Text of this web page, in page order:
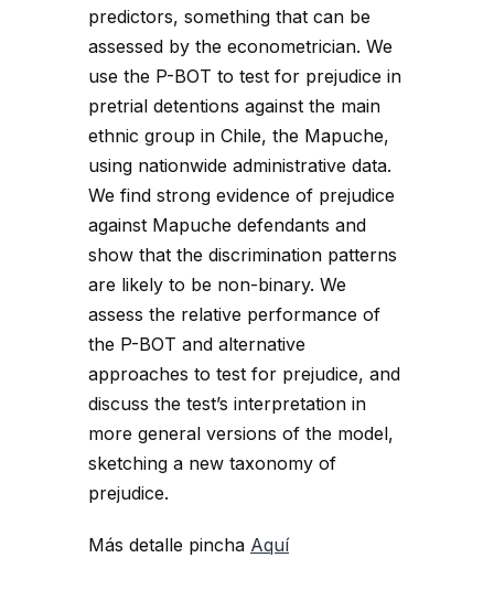
predictors, something that can be
assessed by the econometrician. We
use the P-BOT to test for prejudice in
pretrial detentions against the main
ethnic group in Chile, the Mapuche,
using nationwide administrative data.
We find strong evidence of prejudice
against Mapuche defendants and
show that the discrimination patterns
are likely to be non-binary. We
assess the relative performance of
the P-BOT and alternative
approaches to test for prejudice, and
discuss the test’s interpretation in
more general versions of the model,
sketching a new taxonomy of
prejudice.
Más detalle pincha Aquí